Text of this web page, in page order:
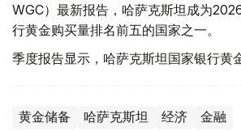
WGC）最新报告，哈萨克斯坦成为
行黄金购买量排名前五的国家之一。
季度报告显示，哈萨克斯坦国家银行黄
黄金储备 哈萨克斯坦 经济 金融